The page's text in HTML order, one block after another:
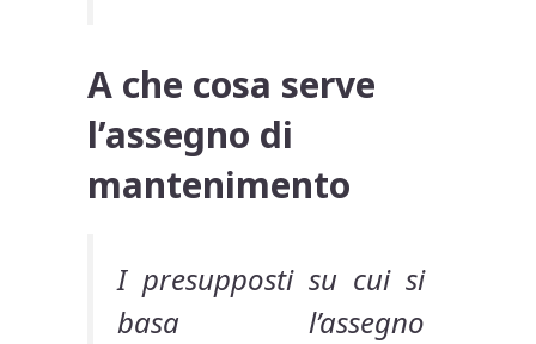
A che cosa serve
l’assegno di
mantenimento
I presupposti su cui si
basa l’assegno